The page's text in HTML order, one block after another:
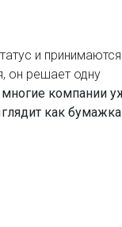
и принимаются
, он решает одну
компании
как